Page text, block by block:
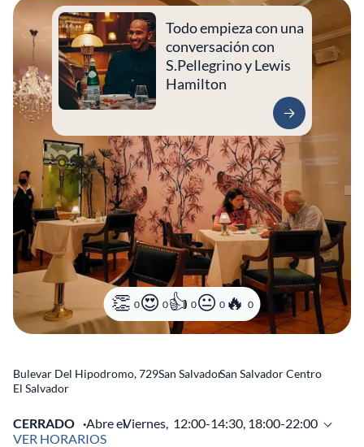
0 0 0 0 0
Todo empieza con una
conversación con
S.Pellegrino y Lewis
Hamilton
Bulevar Del Hipodromo, 729San SalvadorSan Salvador Centro
El Salvador
CERRADO Abre elViernes, 12:00-14:30, 18:00-22:00
VER HORARIOS